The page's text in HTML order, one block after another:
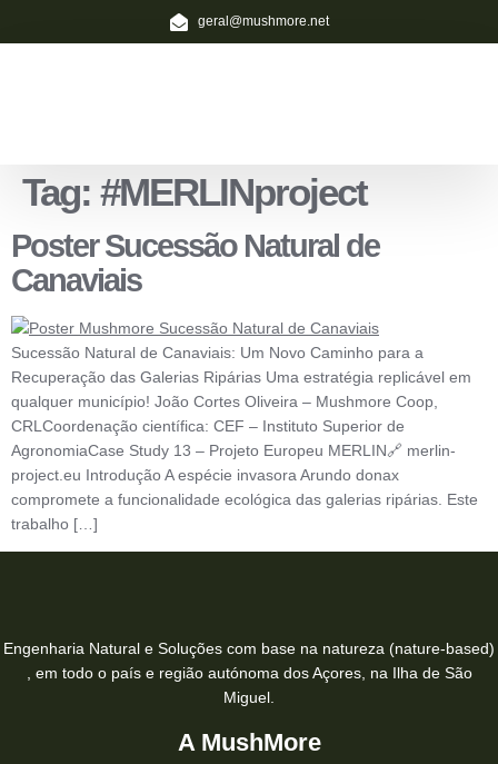
geral@mushmore.net
Tag: #MERLINproject
Poster Sucessão Natural de
Canaviais
Sucessão Natural de Canaviais: Um Novo Caminho para a
Recuperação das Galerias Ripárias Uma estratégia replicável em
qualquer município! João Cortes Oliveira – Mushmore Coop,
CRLCoordenação científica: CEF – Instituto Superior de
AgronomiaCase Study 13 – Projeto Europeu MERLIN🔗 merlin-
project.eu Introdução A espécie invasora Arundo donax
compromete a funcionalidade ecológica das galerias ripárias. Este
trabalho […]
Engenharia Natural e Soluções com base na natureza (nature-based)
, em todo o país e região autónoma dos Açores, na Ilha de São
Miguel.
A MushMore